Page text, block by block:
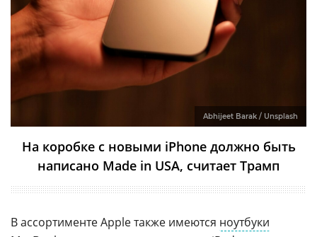
Abhijeet Barak / Unsplash
На коробке с новыми iPhone должно быть
написано Made in USA, считает Трамп
В ассортименте Apple также имеются ноутбуки